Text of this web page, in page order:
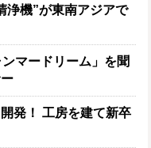
浄機”が東南アジアで
マードリーム」を聞
発！ 工房を建て新卒